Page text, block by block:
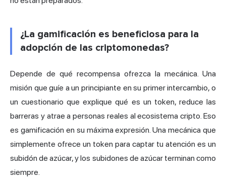
¿La gamificación es beneficiosa para la
adopción de las criptomonedas?
Depende de qué recompensa ofrezca la mecánica. Una
misión que guíe a un principiante en su primer intercambio, o
un cuestionario que explique qué es un token, reduce las
barreras y atrae a personas reales al ecosistema cripto. Eso
es gamificación en su máxima expresión. Una mecánica que
simplemente ofrece un token para captar tu atención es un
subidón de azúcar, y los subidones de azúcar terminan como
siempre.